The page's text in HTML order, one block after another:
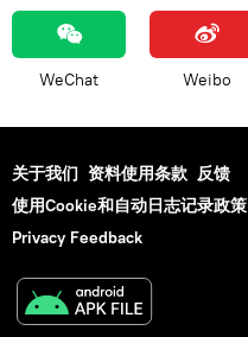
WeChat Weibo
关于我们 资料使用条款 反馈
使用Cookie和自动日志记录政策
Privacy Feedback